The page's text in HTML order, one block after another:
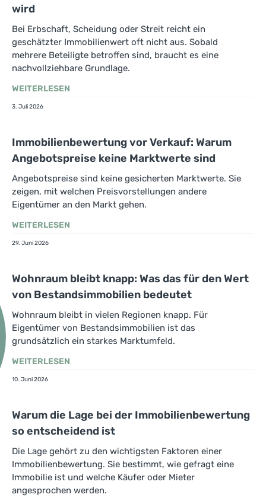
wird
Bei Erbschaft, Scheidung oder Streit reicht ein
geschätzter Immobilienwert oft nicht aus. Sobald
mehrere Beteiligte betroffen sind, braucht es eine
nachvollziehbare Grundlage.
WEITERLESEN
3. Juli 2026
Immobilienbewertung vor Verkauf: Warum
Angebotspreise keine Marktwerte sind
Angebotspreise sind keine gesicherten Marktwerte. Sie
zeigen, mit welchen Preisvorstellungen andere
Eigentümer an den Markt gehen.
WEITERLESEN
29. Juni 2026
Wohnraum bleibt knapp: Was das für den Wert
von Bestandsimmobilien bedeutet
Wohnraum bleibt in vielen Regionen knapp. Für
Eigentümer von Bestandsimmobilien ist das
grundsätzlich ein starkes Marktumfeld.
WEITERLESEN
10. Juni 2026
Warum die Lage bei der Immobilienbewertung
so entscheidend ist
Die Lage gehört zu den wichtigsten Faktoren einer
Immobilienbewertung. Sie bestimmt, wie gefragt eine
Immobilie ist und welche Käufer oder Mieter
angesprochen werden.